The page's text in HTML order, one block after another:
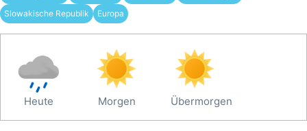
Slowakische Republik
Europa
Heute Morgen Übermorgen